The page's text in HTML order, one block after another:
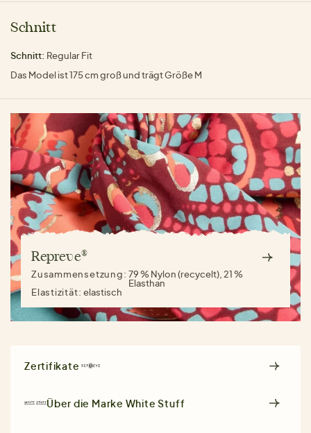
Schnitt
Schnitt: Regular Fit
Das Model ist 175 cm groß und trägt Größe M
Repreve®
Zusammensetzung:79 % Nylon (recycelt), 21 %
Elasthan
Elastizität:elastisch
Zertifikate
Über die Marke White Stuff